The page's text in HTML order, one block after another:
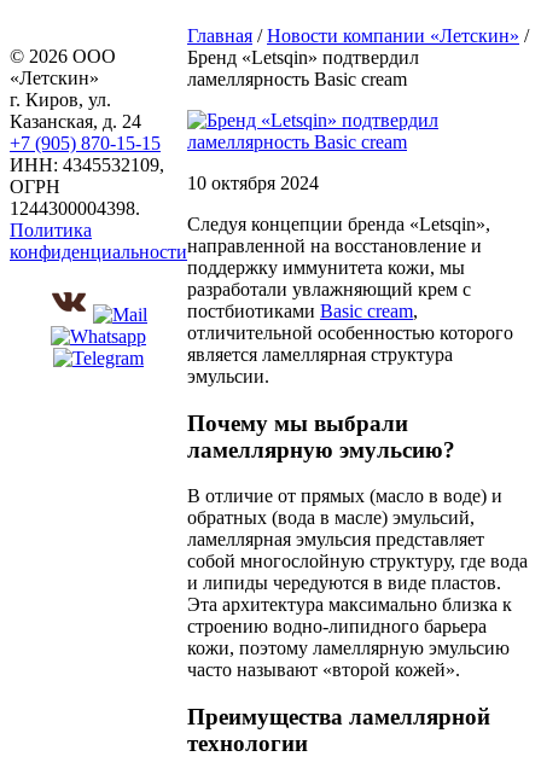
© 2026 ООО
«Летскин»
г. Киров, ул.
Казанская, д. 24
+7 (905) 870-15-15
ИНН: 4345532109,
ОГРН
1244300004398.
Политика
конфиденциальности
Главная / Новости компании «Летскин» /
Бренд «Letsqin» подтвердил
ламеллярность Basic cream
10 октября 2024
Следуя концепции бренда «Letsqin»,
направленной на восстановление и
поддержку иммунитета кожи, мы
разработали увлажняющий крем с
постбиотиками Basic cream,
отличительной особенностью которого
является ламеллярная структура
эмульсии.
Почему мы выбрали
ламеллярную эмульсию?
В отличие от прямых (масло в воде) и
обратных (вода в масле) эмульсий,
ламеллярная эмульсия представляет
собой многослойную структуру, где вода
и липиды чередуются в виде пластов.
Эта архитектура максимально близка к
строению водно-липидного барьера
кожи, поэтому ламеллярную эмульсию
часто называют «второй кожей».
Преимущества ламеллярной
технологии